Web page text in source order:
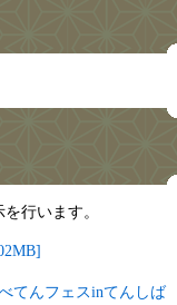
行います。
てんフェスinてんしば